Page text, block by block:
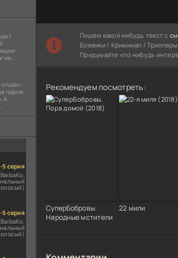
отцом-
парне
А
5 серия
5 серия
Пишем какой нибудь текст с
Боевики / Криминал /
Придумайте что нибудь
Рекомендуем посмотреть:
СуперБобровы.
Народные мстители
22 мили